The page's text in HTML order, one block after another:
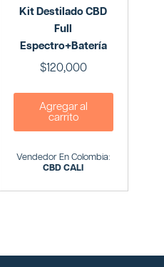
Kit Destilado CBD
Full
Espectro+Batería
$120,000
Agregar al
carrito
Vendedor En Colombia:
CBD CALI